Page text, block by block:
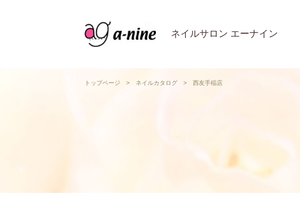
ネイルサロン エーナイン
トップページ > ネイルカタログ > 西友手稲店